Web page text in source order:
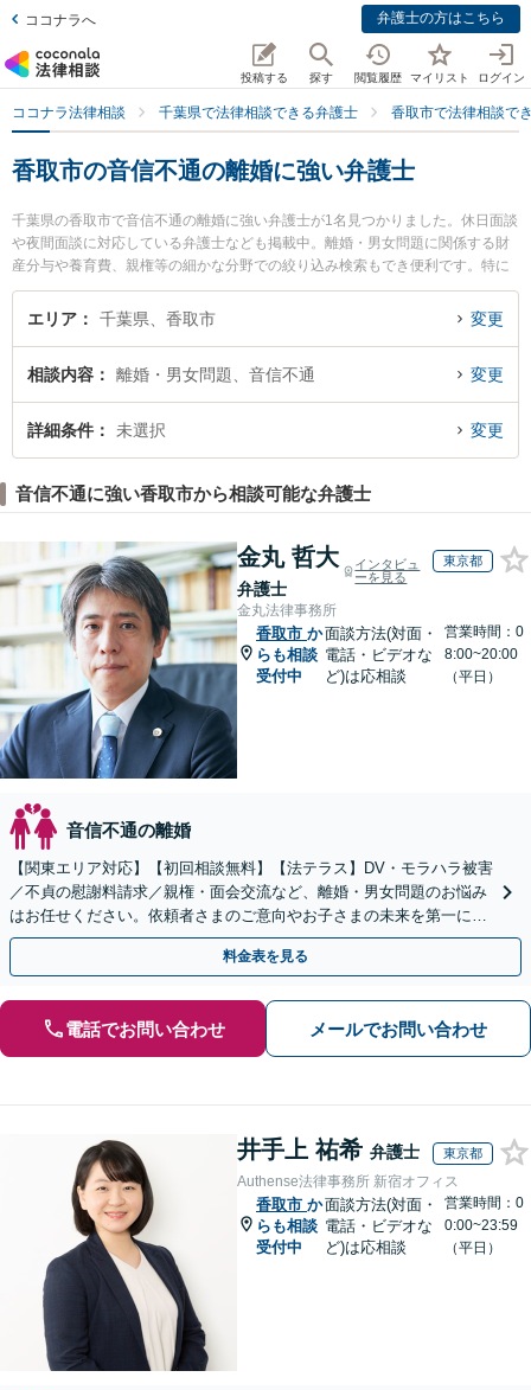
ココナラへ 弁護士の方はこちら
投稿する 探す 閲覧履歴 マイリスト ログイン
ココナラ法律相談 千葉県で法律相談できる弁護士 香取市で法律相談で
香取市の音信不通の離婚に強い弁護士
千葉県の香取市で音信不通の離婚に強い弁護士が1名見つかりました。休日面談
や夜間面談に対応している弁護士なども掲載中。離婚・男女問題に関係する財
産分与や養育費、親権等の細かな分野での絞り込み検索もでき便利です。特に
法律事務所TIGERの石原 卓治弁護士のプロフィール情報や弁護士費用、強みな
どが注目されています。『香取市で土日や夜間に発生した音信不通の離婚のト
相談できる香取市内の弁護士に相談予約したい』などでお困りの相談者さんに
おすすめです。
エリア 千葉県、香取市 変更
相談内容 離婚・男女問題、音信不通 変更
詳細条件 未選択 変更
音信不通に強い香取市から相談可能な弁護士
金丸 哲大
弁護士
インタビュ
ーを見る
東京都
金丸法律事務所
香取市 か
らも相談
受付中
面談方法(対面・
電話・ビデオな
ど)は応相談
営業時間：0
8:00~20:00
（平日）
音信不通の離婚
【関東エリア対応】【初回相談無料】【法テラス】DV・モラハラ被害
／不貞の慰謝料請求／親権・面会交流など、離婚・男女問題のお悩み
はお任せください。依頼者さまのご意向やお子さまの未来を第一に、
最善の解決へ向けてサポートいたします【子連れ相談】
料金表を見る
電話でお問い合わせ メールでお問い合わせ
井手上 祐希 弁護士 東京都
Authense法律事務所 新宿オフィス
香取市 か
らも相談
受付中
面談方法(対面・
電話・ビデオな
ど)は応相談
営業時間：0
0:00~23:59
（平日）